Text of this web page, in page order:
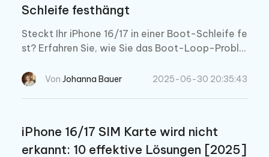
Schleife festhängt
Steckt Ihr iPhone 16/17 in einer Boot-Schleife fe
st? Erfahren Sie, wie Sie das Boot-Loop-Proble
nnen, einschließlich der besten Ein-Klick-Lösun
Von Johanna Bauer 2025-06-30 20:35:43
iPhone 16/17 SIM Karte wird nicht
erkannt: 10 effektive Lösungen [2025]